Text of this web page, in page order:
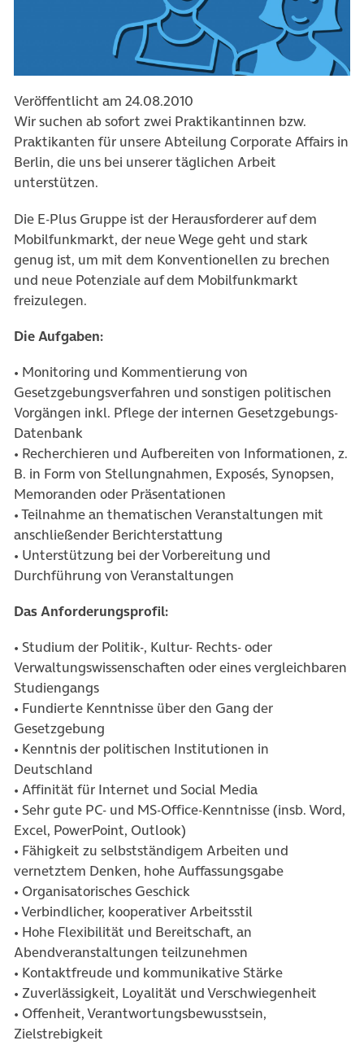
Veröffentlicht am 24.08.2010
Wir suchen ab sofort zwei Praktikantinnen bzw.
Praktikanten für unsere Abteilung Corporate Affairs in
Berlin, die uns bei unserer täglichen Arbeit
unterstützen.
Die E-Plus Gruppe ist der Herausforderer auf dem
Mobilfunkmarkt, der neue Wege geht und stark
genug ist, um mit dem Konventionellen zu brechen
und neue Potenziale auf dem Mobilfunkmarkt
freizulegen.
Die Aufgaben:
• Monitoring und Kommentierung von
Gesetzgebungsverfahren und sonstigen politischen
Vorgängen inkl. Pflege der internen Gesetzgebungs-
Datenbank
• Recherchieren und Aufbereiten von Informationen, z.
B. in Form von Stellungnahmen, Exposés, Synopsen,
Memoranden oder Präsentationen
• Teilnahme an thematischen Veranstaltungen mit
anschließender Berichterstattung
• Unterstützung bei der Vorbereitung und
Durchführung von Veranstaltungen
Das Anforderungsprofil:
• Studium der Politik-, Kultur- Rechts- oder
Verwaltungswissenschaften oder eines vergleichbaren
Studiengangs
• Fundierte Kenntnisse über den Gang der
Gesetzgebung
• Kenntnis der politischen Institutionen in
Deutschland
• Affinität für Internet und Social Media
• Sehr gute PC- und MS-Office-Kenntnisse (insb. Word,
Excel, PowerPoint, Outlook)
• Fähigkeit zu selbstständigem Arbeiten und
vernetztem Denken, hohe Auffassungsgabe
• Organisatorisches Geschick
• Verbindlicher, kooperativer Arbeitsstil
• Hohe Flexibilität und Bereitschaft, an
Abendveranstaltungen teilzunehmen
• Kontaktfreude und kommunikative Stärke
• Zuverlässigkeit, Loyalität und Verschwiegenheit
• Offenheit, Verantwortungsbewusstsein,
Zielstrebigkeit